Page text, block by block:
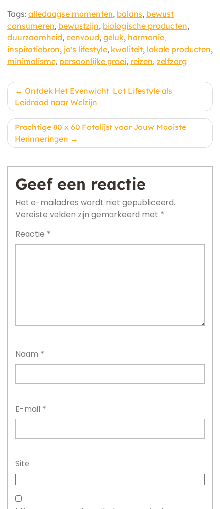
Tags: alledaagse momenten, balans, bewust
consumeren, bewustzijn, biologische producten,
duurzaamheid, eenvoud, geluk, harmonie,
inspiratiebron, jo's lifestyle, kwaliteit, lokale producten,
minimalisme, persoonlijke groei, reizen, zelfzorg
Berichtnavigatie
Ontdek Het Evenwicht: Lot Lifestyle als
Leidraad naar Welzijn
Prachtige 80 x 60 Fotolijst voor Jouw Mooiste
Herinneringen
Geef een reactie
Het e-mailadres wordt niet gepubliceerd.
Vereiste velden zijn gemarkeerd met *
Reactie *
Naam *
E-mail *
Site